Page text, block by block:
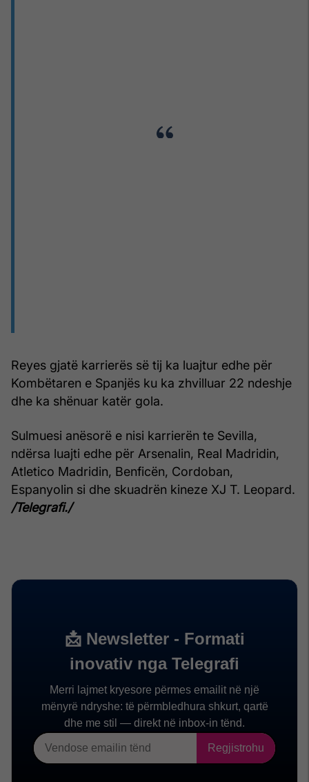
Reyes gjatë karrierës së tij ka luajtur edhe për
Kombëtaren e Spanjës ku ka zhvilluar 22 ndeshje
dhe ka shënuar katër gola.
Sulmuesi anësorë e nisi karrierën te Sevilla,
ndërsa luajti edhe për Arsenalin, Real Madridin,
Atletico Madridin, Benficën, Cordoban,
Espanyolin si dhe skuadrën kineze XJ T. Leopard.
/Telegrafi./